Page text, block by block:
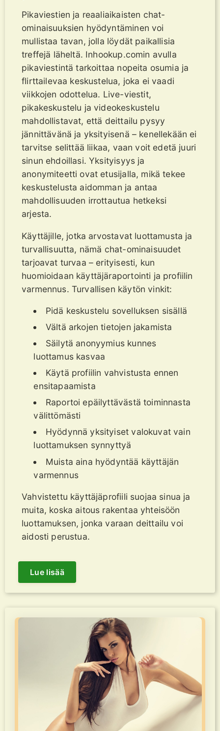
Pikaviestien ja reaaliaikaisten chat-
ominaisuuksien hyödyntäminen voi
mullistaa tavan, jolla löydät paikallisia
treffejä läheltä. Inhookup.comin avulla
pikaviestintä tarkoittaa nopeita osumia ja
flirttailevaa keskustelua, joka ei vaadi
viikkojen odottelua. Live-viestit,
pikakeskustelu ja videokeskustelu
mahdollistavat, että deittailu pysyy
jännittävänä ja yksityisenä – kenellekään ei
tarvitse selittää liikaa, vaan voit edetä juuri
sinun ehdoillasi. Yksityisyys ja
anonymiteetti ovat etusijalla, mikä tekee
keskustelusta aidomman ja antaa
mahdollisuuden irrottautua hetkeksi
arjesta.
Käyttäjille, jotka arvostavat luottamusta ja
turvallisuutta, nämä chat-ominaisuudet
tarjoavat turvaa – erityisesti, kun
huomioidaan käyttäjäraportointi ja profiilin
varmennus. Turvallisen käytön vinkit:
Pidä keskustelu sovelluksen sisällä
Vältä arkojen tietojen jakamista
Säilytä anonyymius kunnes
luottamus kasvaa
Käytä profiilin vahvistusta ennen
ensitapaamista
Raportoi epäilyttävästä toiminnasta
välittömästi
Hyödynnä yksityiset valokuvat vain
luottamuksen synnyttyä
Muista aina hyödyntää käyttäjän
varmennus
Vahvistettu käyttäjäprofiili suojaa sinua ja
muita, koska aitous rakentaa yhteisöön
luottamuksen, jonka varaan deittailu voi
aidosti perustua.
Lue lisää